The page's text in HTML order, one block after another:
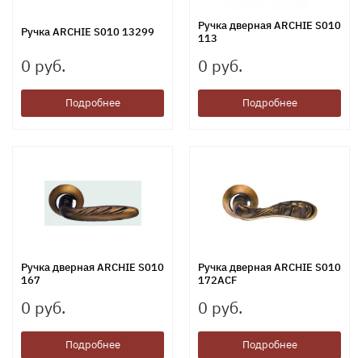
Ручка ARCHIE S010 13299
0 руб.
Подробнее
Ручка дверная ARCHIE S010
113
0 руб.
Подробнее
Ручка дверная ARCHIE S010
167
0 руб.
Подробнее
Ручка дверная ARCHIE S010
172ACF
0 руб.
Подробнее